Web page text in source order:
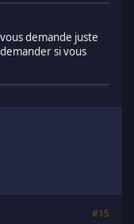
demande juste
si vous
#15